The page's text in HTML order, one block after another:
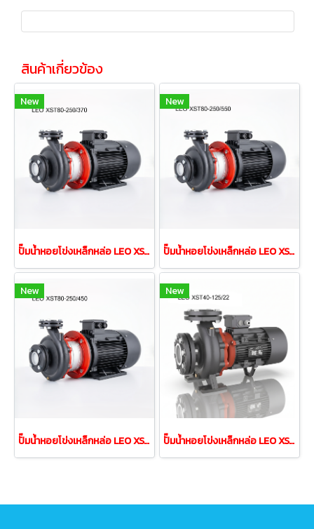
สินค้าเกี่ยวข้อง
New
ปั๊มนํ้าหอยโข่งเหล็กหล่อ LEO XST80-250/370 37.0kw 50HP 380V
New
ปั๊มนํ้าหอยโข่งเหล็กหล่อ LEO XST80-250/550 55.0kw 75HP 380V
New
ปั๊มนํ้าหอยโข่งเหล็กหล่อ LEO XST80-250/450 45.0kw 60HP 380V
New
ปั๊มนํ้าหอยโข่งเหล็กหล่อ LEO XST40-125/22 2.2kw 3.0HP 380V